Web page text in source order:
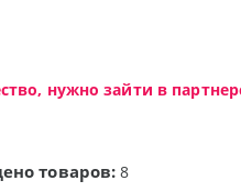
нужно зайти в
товаров: 8